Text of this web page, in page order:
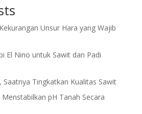
Unsur Hara yang Wajib
El Nino untuk Sawit dan Padi
Saatnya Tingkatkan Kualitas Sawit
pH Tanah Secara